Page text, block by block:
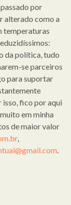
por
alterado como a
temperaturas
da política, tudo
se parceiros
para suportar
fico por aqui
em minha
de maior valor
,